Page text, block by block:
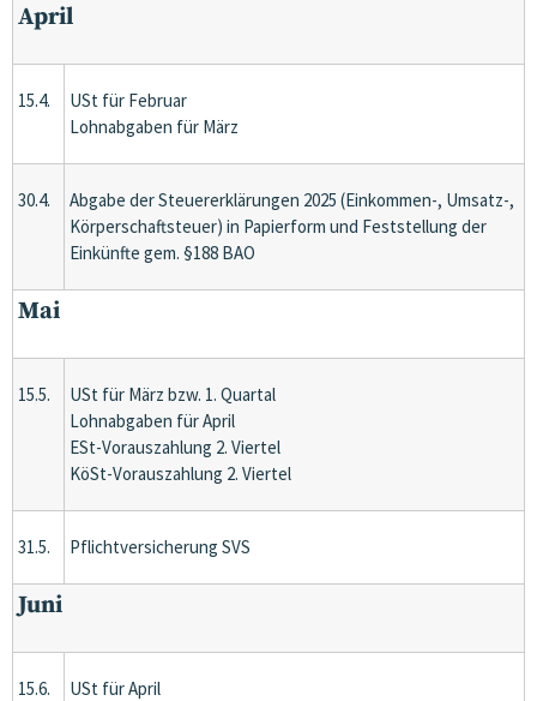
April
15.4.
USt für Februar
Lohnabgaben für März
30.4.
Abgabe der Steuererklärungen 2025 (Einkommen-, Umsatz-,
Körperschaftsteuer) in Papierform und Feststellung der
Einkünfte gem. §188 BAO
Mai
15.5.
USt für März bzw. 1. Quartal
Lohnabgaben für April
ESt-Vorauszahlung 2. Viertel
KöSt-Vorauszahlung 2. Viertel
31.5. Pflichtversicherung SVS
Juni
15.6. USt für April